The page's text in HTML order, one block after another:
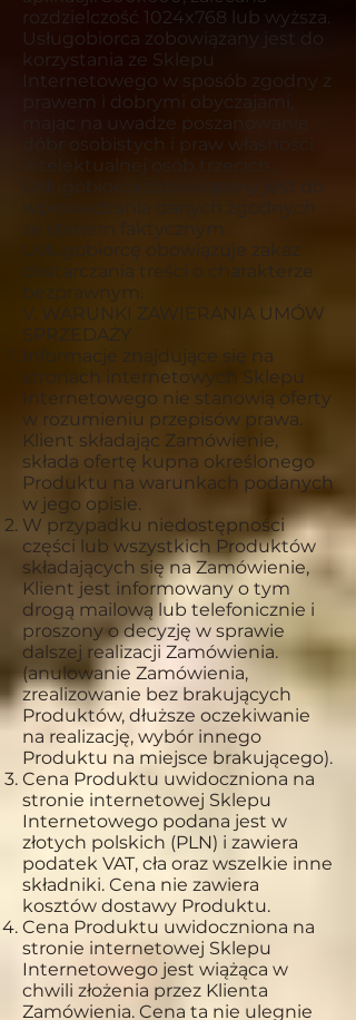
rozdzielczość 1024x768 lub wyższa.
Usługobiorca zobowiązany jest do
korzystania ze Sklepu
Internetowego w sposób zgodny z
prawem i dobrymi obyczajami,
mając na uwadze poszanowanie
dóbr osobistych i praw własności
intelektualnej osób trzecich.
Usługobiorca zobowiązany jest do
wprowadzania danych zgodnych
ze stanem faktycznym.
Usługobiorcę obowiązuje zakaz
dostarczania treści o charakterze
bezprawnym.
V. WARUNKI ZAWIERANIA UMÓW
SPRZEDAŻY
Informacje znajdujące się na
stronach internetowych Sklepu
Internetowego nie stanowią oferty
w rozumieniu przepisów prawa.
Klient składając Zamówienie,
składa ofertę kupna określonego
Produktu na warunkach podanych
w jego opisie.
W przypadku niedostępności
części lub wszystkich Produktów
składających się na Zamówienie,
Klient jest informowany o tym
drogą mailową lub telefonicznie i
proszony o decyzję w sprawie
dalszej realizacji Zamówienia.
(anulowanie Zamówienia,
zrealizowanie bez brakujących
Produktów, dłuższe oczekiwanie
na realizację, wybór innego
Produktu na miejsce brakującego).
Cena Produktu uwidoczniona na
stronie internetowej Sklepu
Internetowego podana jest w
złotych polskich (PLN) i zawiera
podatek VAT, cła oraz wszelkie inne
składniki. Cena nie zawiera
kosztów dostawy Produktu.
Cena Produktu uwidoczniona na
stronie internetowej Sklepu
Internetowego jest wiążąca w
chwili złożenia przez Klienta
Zamówienia. Cena ta nie ulegnie